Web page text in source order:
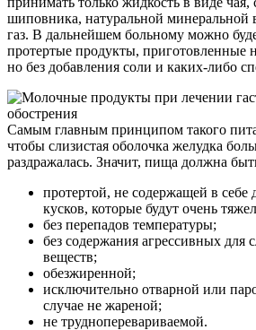
шиповника, натуральной минеральной
газ. В дальнейшем больному можно
протертые продукты, приготовленные
но без добавления соли и каких-либо
Самым главным принципом такого
чтобы слизистая оболочка желудка
раздражалась. Значит, пища должна
протертой, не содержащей в себе
кусков, которые будут очень
без перепадов температуры;
без содержания агрессивных для
веществ;
обезжиренной;
исключительно отварной или
случае не жареной;
не трудноперевариваемой.